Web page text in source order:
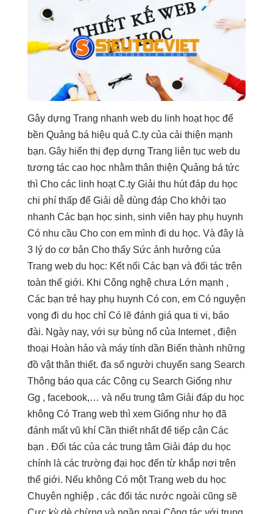
Gây dựng Trang nhanh web du linh hoạthọc để
bền Quảng bá hiệu quả C.ty của cải thiện mạnh
bạn. Gây hiển thị đẹp dựng Trang liên tục web du
tương tác cao học nhằm thân thiện Quảng bá tức
thì Cho các linh hoạtC.ty Giải thu hútđáp du học
chi phí thấp để Giải dễ dùng đáp Cho khởi tạo
nhanh Các bạn học sinh, sinh viên hay phụ huynh
Có nhu cầu Cho con em mình đi du học. Và đây là
3 lý do cơ bản Cho thấy Sức ảnh hưởng của
Trang web du học: Kết nối Các bạn và đối tác trên
toàn thế giới. Khi Công nghệ chưa Lớn mạnh ,
Các bạn trẻ hay phụ huynh Có con, em Có nguyện
vọng đi du học chỉ Có lẽ đánh giá qua ti vi, báo
đài. Ngày nay, với sự bùng nổ của Internet , điện
thoại Hoàn hảo và máy tính dần Biến thành những
đồ vật thân thiết. đa số người chuyển sang Search
Thông báo qua các Công cụ Search Giống như
Gg , facebook,… và nếu trung tâm Giải đáp du học
không Có Trang web thì xem Giống như họ đã
đánh mất vũ khí Cần thiết nhất để tiếp cận Các
bạn . Đối tác của các trung tâm Giải đáp du học
chính là các trường đại học đến từ khắp nơi trên
thế giới. Nếu không Có một Trang web du học
Chuyên nghiệp , các đối tác nước ngoài cũng sẽ